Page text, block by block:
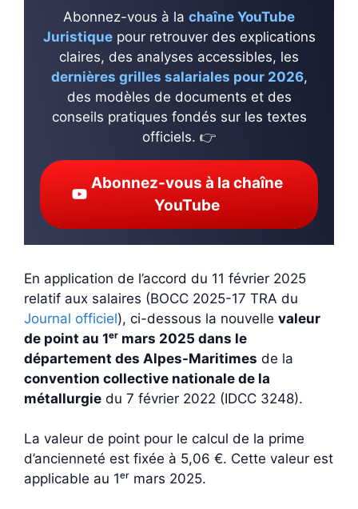
Abonnez-vous à la chaîne YouTube
Juristiquepour retrouver des explications
claires, des analyses accessibles, les
dernières grilles salariales pour 2026,
des modèles de documents et des
conseils pratiques fondés sur les textes
officiels. 👉
Abonnez-vous à la chaîne
YouTube
En application de l’accord du 11 février 2025
relatif aux salaires (BOCC 2025-17 TRA du
Journal officiel), ci-dessous la nouvelle valeur
de point au 1ᵉʳ mars 2025 dans le
département des Alpes-Maritimes de la
convention collective nationale de la
métallurgie du 7 février 2022 (IDCC 3248).
La valeur de point pour le calcul de la prime
d’ancienneté est fixée à 5,06 €. Cette valeur est
applicable au 1ᵉʳ mars 2025.